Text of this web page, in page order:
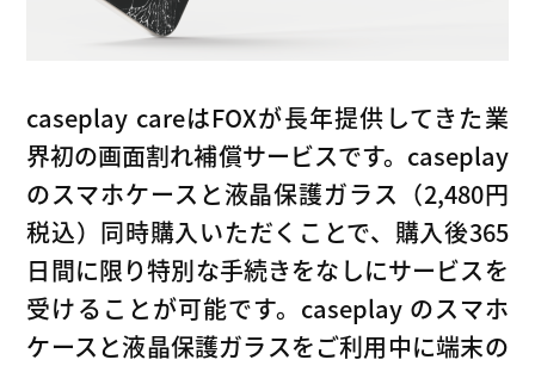
caseplay careはFOXが長年提供してきた業
界初の画面割れ補償サービスです。caseplay
のスマホケースと液晶保護ガラス（2,480円
税込）同時購入いただくことで、購入後365
日間に限り特別な手続きをなしにサービスを
受けることが可能です。caseplay のスマホ
ケースと液晶保護ガラスをご利用中に端末の